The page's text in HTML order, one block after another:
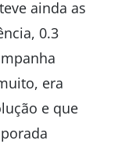
ainda as
0.3
era
e que